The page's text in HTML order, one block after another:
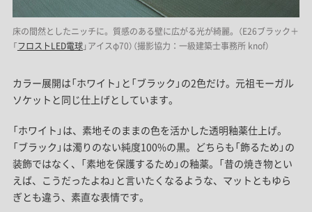
床の間然としたニッチに。質感のある壁に広がる光が綺麗。（E26ブラック＋
「フロストLED電球」アイスφ70）（撮影協力：一級建築士事務所 knof）
カラー展開は「ホワイト」と「ブラック」の2色だけ。元祖モーガル
ソケットと同じ仕上げとしています。
「ホワイト」は、素地そのままの色を活かした透明釉薬仕上げ。
「ブラック」は濁りのない純度100%の黒。どちらも「飾るため」の
装飾ではなく、「素地を保護するため」の釉薬。「昔の焼き物とい
えば、こうだったよね」と言いたくなるような、マットともゆら
ぎとも違う、素直な表情です。